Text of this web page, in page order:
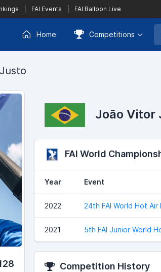
FAI Events FAI Balloon Live
Home Competitions
João Vitor
FAI World
Year Event
2022 24th FAI World Hot
2021 5th FAI Junior World
Competition History